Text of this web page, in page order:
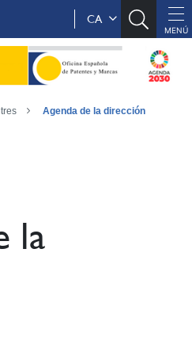
CA
Agenda de la dirección
la